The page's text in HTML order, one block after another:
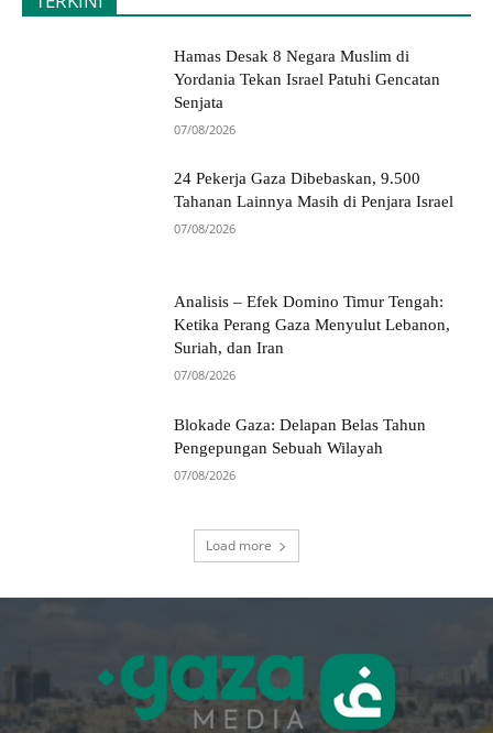
Hamas Desak 8 Negara Muslim di
Yordania Tekan Israel Patuhi Gencatan
Senjata
07/08/2026
24 Pekerja Gaza Dibebaskan, 9.500
Tahanan Lainnya Masih di Penjara Israel
07/08/2026
Analisis – Efek Domino Timur Tengah:
Ketika Perang Gaza Menyulut Lebanon,
Suriah, dan Iran
07/08/2026
Blokade Gaza: Delapan Belas Tahun
Pengepungan Sebuah Wilayah
07/08/2026
Load more